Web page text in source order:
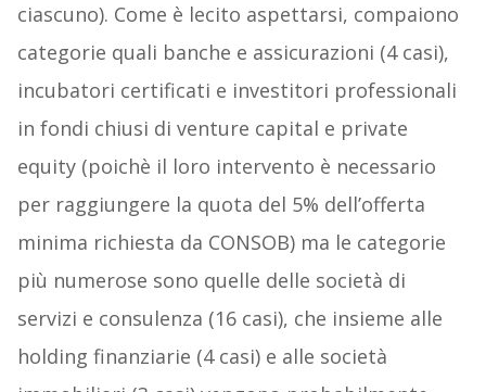
ciascuno). Come è lecito aspettarsi, compaiono
categorie quali banche e assicurazioni (4 casi),
incubatori certificati e investitori professionali
in fondi chiusi di venture capital e private
equity (poichè il loro intervento è necessario
per raggiungere la quota del 5% dell’offerta
minima richiesta da CONSOB) ma le categorie
più numerose sono quelle delle società di
servizi e consulenza (16 casi), che insieme alle
holding finanziarie (4 casi) e alle società